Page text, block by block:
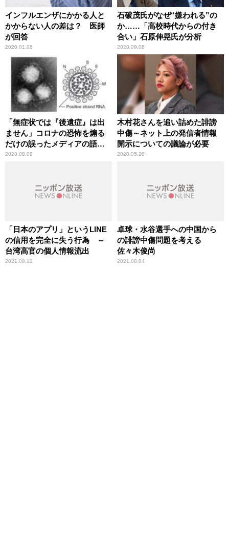
インフルエンザにかかる人と
かからない人の差は？ 医師
が回答
2020.01.08
石破茂氏がなぜ“嫌われる”の
か……「高校時代からの付き
合い」石原伸晃氏が分析
2020.09.08
「無症状では『後遺症』は出
ません」コロナの恐怖を煽る
だけの誤ったメディアの語法
に辛坊治郎が異議
2020.08.08
木村花さんを追い詰めた誹謗
中傷～ネット上の発信者情報
開示についての議論が必要
2020.05.26
「日本のアプリ」というLINE
の信用を完全に失う行為 ～
台湾高官の個人情報流出
2021.08.12
卓球・水谷選手への中国から
の誹謗中傷問題を考える
佐々木俊尚
2021.08.04